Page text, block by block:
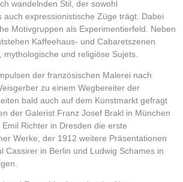
wandelnden Stil, der sowohl
auch expressionistische Züge trägt. Dabei
Motivgruppen als Experimentierfeld. Neben
Kaffeehaus- und Cabaretszenen
und religiöse Sujets.
der französischen Malerei nach
zu einem Wegbereiter der
bald auch auf dem Kunstmarkt gefragt
der Galerist Franz Josef Brakl in München
Richter in Dresden die erste
Werke, der 1912 weitere Präsentationen
Cassirer in Berlin und Ludwig Schames in